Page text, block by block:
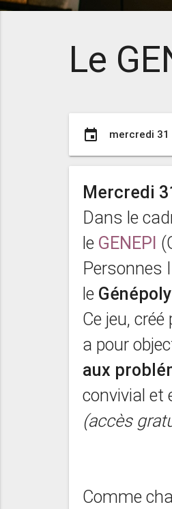
Le
event mercredi 31
Mercredi
Dans le
le GENEPI
Personnes
le Génépoly
Ce jeu,
a pour
aux
convivial et
(accès
Comme